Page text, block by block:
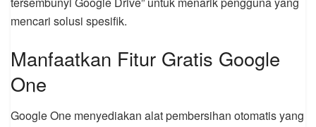
mencari solusi spesifik.
Manfaatkan Fitur Gratis Google
One
Google One menyediakan alat pembersihan otomatis yang